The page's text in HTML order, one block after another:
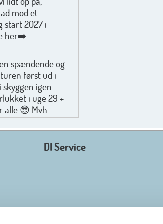
mod et
start 2027 i
her➡️
spændende og
først ud i
igen.
i uge 29 +
alle 😎 Mvh.
DI Service